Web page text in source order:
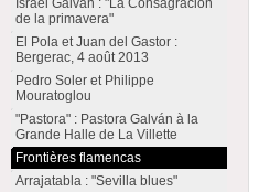
Israel Galván : "La Consagración
de la primavera"
El Pola et Juan del Gastor :
Bergerac, 4 août 2013
Pedro Soler et Philippe
Mouratoglou
"Pastora" : Pastora Galván à la
Grande Halle de La Villette
Frontières flamencas
Arrajatabla : "Sevilla blues"